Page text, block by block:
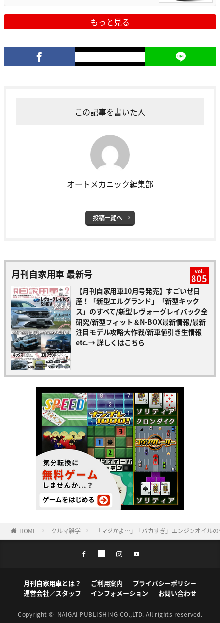
もっと見る
この記事を書いた人
オートメカニック編集部
投稿一覧へ
月刊自家用車 最新号 vol.
805
【月刊自家用車10月号発売】すごいぜ日
産！「新型エルグランド」「新型キック
ス」のすべて/新型レヴォーグレイバック全
研究/新型フィット＆N-BOX最新情報/最新
注目モデル攻略大作戦/新車値引き生情報
etc.→ 詳しくはこちら
HOME クルマ雑学 「マジかよ…」「バカすぎ」エンジンオイル
月刊自家用車とは？ ご利用案内
プライバシーポリシー
運営会社／スタッフ
インフォメーション お問い合わせ
Copyright © NAIGAI PUBLISHING CO.,LTD. All rights reserved.